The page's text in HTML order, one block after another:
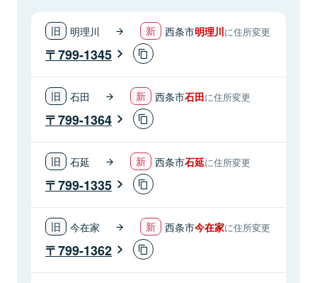
明理川 西条市明理川に住所変更
799-1345
石田 西条市石田に住所変更
799-1364
石延 西条市石延に住所変更
799-1335
今在家 西条市今在家に住所変更
799-1362